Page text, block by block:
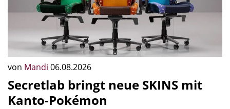
von Mandi 06.08.2026
Secretlab bringt neue SKINS mit
Kanto-Pokémon